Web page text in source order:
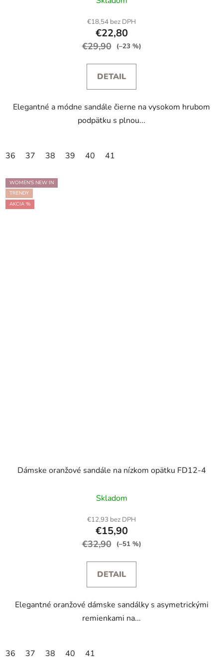
€18,54 bez DPH
€22,80
€29,90 (–23 %)
DETAIL
Elegantné a módne sandále čierne na vysokom hrubom
podpätku s plnou...
36 37 38 39 40 41
WOMEN'S NEW IN
TRENDY
AKCIA %
Dámske oranžové sandále na nízkom opätku FD12-4
Skladom
€12,93 bez DPH
€15,90
€32,90 (–51 %)
DETAIL
Elegantné oranžové dámske sandálky s asymetrickými
remienkami na...
36 37 38 40 41